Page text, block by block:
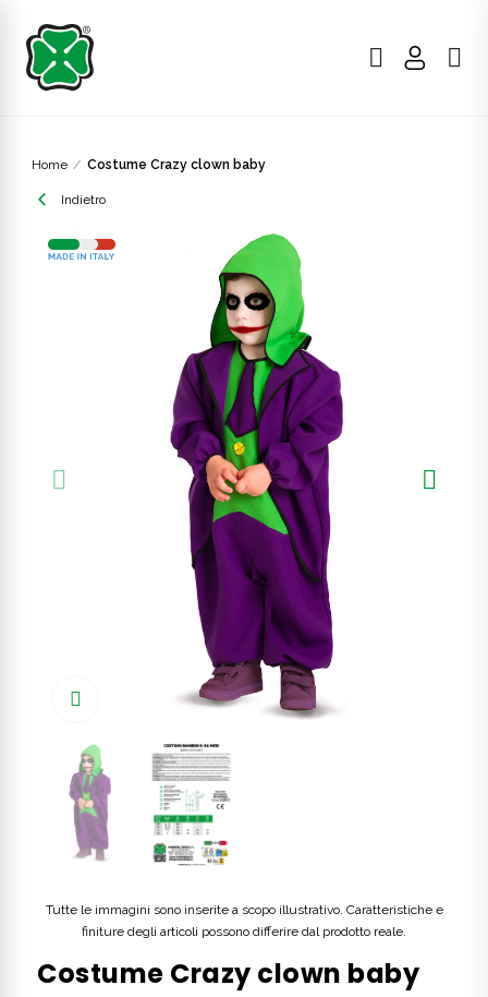
Home Costume Crazy clown baby
Indietro
Click to enlarge
Tutte le immagini sono inserite a scopo illustrativo. Caratteristiche e
finiture degli articoli possono differire dal prodotto reale.
Costume Crazy clown baby